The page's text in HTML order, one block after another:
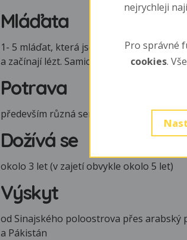
Mláďata
1- 5 mláďat, která jsou na poměry
a začínají lézt. Samice je odstavuje je kojí
Potrava
především různá semena, někdy trávy,
Dožívá se
okolo 3 let (v zajetí obvykle okolo 5 let)
Výskyt
od Sinajského poloostrova přes arabský
a Pákistán
nejrychleji
Pro správné
cookies.